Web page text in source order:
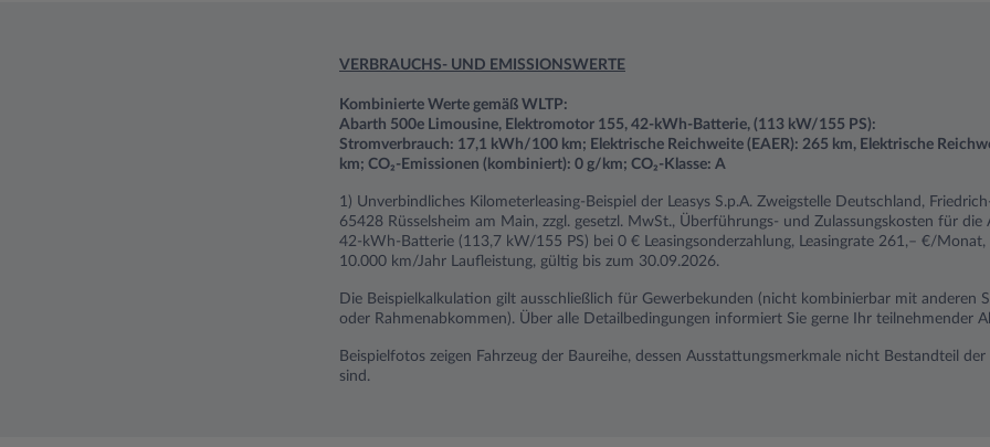
VERBRAUCHS- UND EMISSIONSWERTE
Kombinierte Werte gemäß WLTP:
Abarth 500e Limousine, Elektromotor 155, 42-kWh-Batterie, (113 kW/155 PS):
Stromverbrauch: 17,1 kWh/100 km; Elektrische Reichweite (EAER): 265 km, Elektrische
km; CO₂-Emissionen (kombiniert): 0 g/km; CO₂-Klasse: A
1) Unverbindliches Kilometerleasing-Beispiel der Leasys S.p.A. Zweigstelle Deutschland,
65428 Rüsselsheim am Main, zzgl. gesetzl. MwSt., Überführungs- und Zulassungskosten für
42-kWh-Batterie (113,7 kW/155 PS) bei 0 € Leasingsonderzahlung, Leasingrate 261,– €/
10.000 km/Jahr Laufleistung, gültig bis zum 30.09.2026.
Die Beispielkalkulation gilt ausschließlich für Gewerbekunden (nicht kombinierbar mit anderen
oder Rahmenabkommen). Über alle Detailbedingungen informiert Sie gerne Ihr teilnehmender
Beispielfotos zeigen Fahrzeug der Baureihe, dessen Ausstattungsmerkmale nicht Bestandteil
sind.